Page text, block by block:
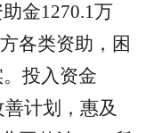
金1270.1万
各类资助，困
投入资金
计划，惠及